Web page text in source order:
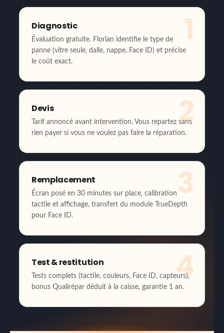
1
Diagnostic
Évaluation gratuite. Florian identifie le type de
panne (vitre seule, dalle, nappe, Face ID) et précise
le coût exact.
2
Devis
Tarif annoncé avant intervention. Vous repartez sans
rien payer si vous ne voulez pas faire la réparation.
3
Remplacement
Écran posé en 30 minutes sur place, calibration
tactile et affichage, transfert du module TrueDepth
pour Face ID.
4
Test & restitution
Tests complets (tactile, couleurs, Face ID, capteurs),
bonus Qualirépar déduit à la caisse, garantie 1 an.